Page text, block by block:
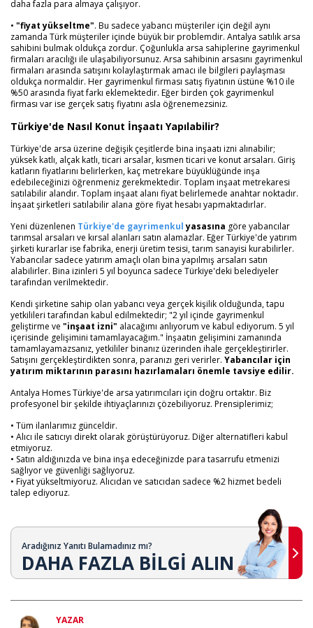
daha fazla para almaya çalışıyor.
• "fiyat yükseltme". Bu sadece yabancı müşteriler için değil aynı
zamanda Türk müşteriler içinde büyük bir problemdir. Antalya satılık arsa
sahibini bulmak oldukça zordur. Çoğunlukla arsa sahiplerine gayrimenkul
firmaları aracılığı ile ulaşabiliyorsunuz. Arsa sahibinin arsasını gayrimenkul
firmaları arasında satışını kolaylaştırmak amacı ile bilgileri paylaşması
oldukça normaldir. Her gayrimenkul firması satış fiyatının üstüne %10 ile
%50 arasında fiyat farkı eklemektedir. Eğer birden çok gayrimenkul
firması var ise gerçek satış fiyatını asla öğrenemezsiniz.
Türkiye'de Nasıl Konut İnşaatı Yapılabilir?
Türkiye'de arsa üzerine değişik çeşitlerde bina inşaatı izni alınabilir;
yüksek katlı, alçak katlı, ticari arsalar, kısmen ticari ve konut arsaları. Giriş
katların fiyatlarını belirlerken, kaç metrekare büyüklüğünde inşa
edebileceğinizi öğrenmeniz gerekmektedir. Toplam inşaat metrekaresi
satılabilir alandır. Toplam inşaat alanı fiyat belirlemede anahtar noktadır.
İnşaat şirketleri satılabilir alana göre fiyat hesabı yapmaktadırlar.
Yeni düzenlenen Türkiye'de gayrimenkulyasasına göre yabancılar
tarımsal arsaları ve kırsal alanları satın alamazlar. Eğer Türkiye'de yatırım
şirketi kurarlar ise fabrika, enerji üretim tesisi, tarım sanayisi kurabilirler.
Yabancılar sadece yatırım amaçlı olan bina yapılmış arsaları satın
alabilirler. Bina izinleri 5 yıl boyunca sadece Türkiye'deki belediyeler
tarafından verilmektedir.
Kendi şirketine sahip olan yabancı veya gerçek kişilik olduğunda, tapu
yetkilileri tarafından kabul edilmektedir; "2 yıl içinde gayrimenkul
geliştirme ve "inşaat izni" alacağımı anlıyorum ve kabul ediyorum. 5 yıl
içerisinde gelişimini tamamlayacağım." İnşaatın gelişimini zamanında
tamamlayamazsanız, yetkililer binanız üzerinden ihale gerçekleştirirler.
Satışını gerçekleştirdikten sonra, paranızı geri verirler. Yabancılar için
yatırım miktarının parasını hazırlamaları önemle tavsiye edilir.
Antalya Homes Türkiye'de arsa yatırımcıları için doğru ortaktır. Biz
profesyonel bir şekilde ihtiyaçlarınızı çözebiliyoruz. Prensiplerimiz;
• Tüm ilanlarımız günceldir.
• Alıcı ile satıcıyı direkt olarak görüştürüyoruz. Diğer alternatifleri kabul
etmiyoruz.
• Satın aldığınızda ve bina inşa edeceğinizde para tasarrufu etmenizi
sağlıyor ve güvenliği sağlıyoruz.
• Fiyat yükseltmiyoruz. Alıcıdan ve satıcıdan sadece %2 hizmet bedeli
talep ediyoruz.
Aradığınız Yanıtı Bulamadınız mı?
DAHA FAZLA BİLGİ ALIN
YAZAR